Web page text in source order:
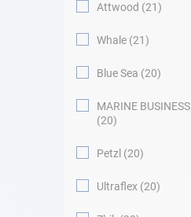
Attwood 21
Whale 21
Blue Sea 20
MARINE BUSINESS
20
Petzl 20
Ultraflex 20